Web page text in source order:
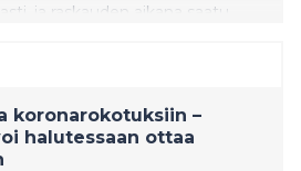
ja raskauden aikana saatu
Raskaus muuttaa
keuhkoja. Myös normaalisti
verisuonitukosten riski kasvaa,
tukosten riskiä entisestään.
koronarokotuksiin –
halutessaan ottaa